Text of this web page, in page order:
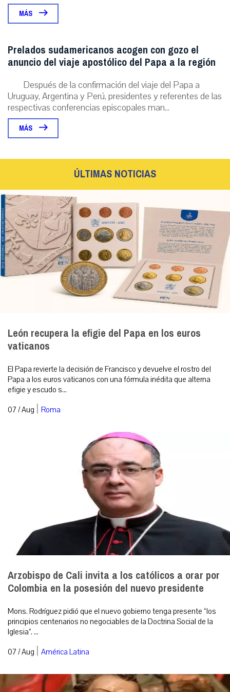
MÁS
Prelados sudamericanos acogen con gozo el
anuncio del viaje apostólico del Papa a la región
Después de la confirmación del viaje del Papa a
Uruguay, Argentina y Perú, presidentes y referentes de las
respectivas conferencias episcopales man...
MÁS
ÚLTIMAS NOTICIAS
León recupera la efigie del Papa en los euros
vaticanos
El Papa revierte la decisión de Francisco y devuelve el rostro del
Papa a los euros vaticanos con una fórmula inédita que alterna
efigie y escudo s...
07 / Aug | Roma
Arzobispo de Cali invita a los católicos a orar por
Colombia en la posesión del nuevo presidente
Mons. Rodríguez pidió que el nuevo gobierno tenga presente “los
principios centenarios no negociables de la Doctrina Social de la
Iglesia”. ...
07 / Aug | América Latina